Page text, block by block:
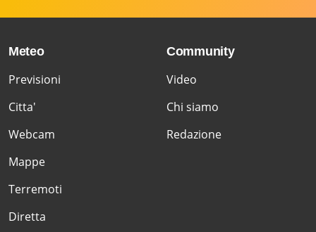
Meteo
Previsioni
Citta'
Webcam
Mappe
Terremoti
Diretta
Community
Video
Chi siamo
Redazione